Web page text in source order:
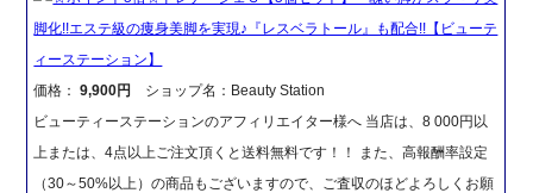
脚化!!エステ級の痩身美脚を実現♪『レスベラトール』も配合!!【ビューテ
ィーステーション】
価格：9,900円
ショップ名：Beauty Station
ビューティーステーションのアフィリエイター様へ 当店は、8 000円以
上または、4点以上ご注文頂くと送料無料です！！ また、高報酬率設定
（30～50%以上）の商品もございますので、ご査収のほどよろしくお願